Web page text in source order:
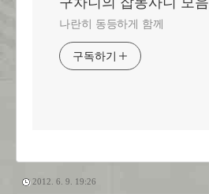
나란히 동등하게 함께
구독하기
2012. 6. 9. 19:26